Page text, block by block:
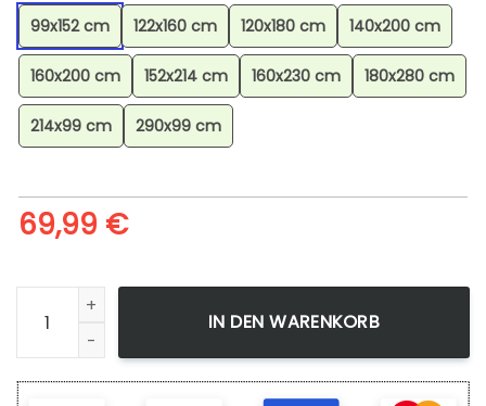
99x152 cm
122x160 cm 120x180 cm 140x200 cm
160x200 cm 152x214 cm 160x230 cm 180x280 cm
214x99 cm 290x99 cm
69,99 €
Monopoly Board Games Teppich für Wohnzimmer,
IN DEN WARENKORB